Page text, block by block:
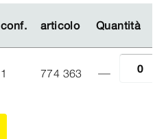
conf. articolo Quantità
conf. articolo Quantità
1 774 363